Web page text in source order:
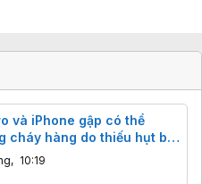
và iPhone gập có thể
cháy hàng do thiếu hụt bộ
, 10:19